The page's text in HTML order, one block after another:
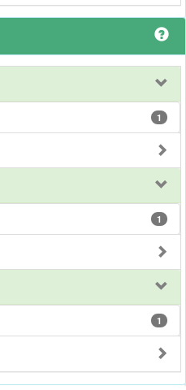
1
1
1